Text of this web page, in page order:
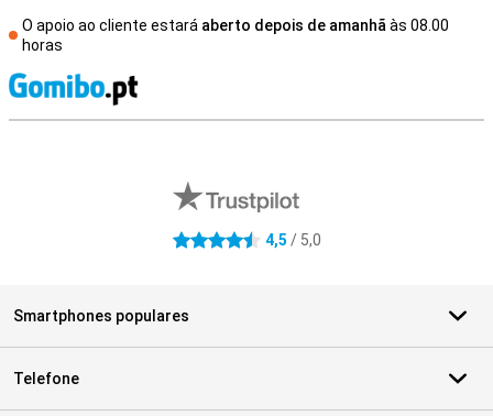
O apoio ao cliente estará aberto depois de amanhã às 08.00
horas
4.5 estrelas 4,5 / 5,0
Smartphones populares
Telefone